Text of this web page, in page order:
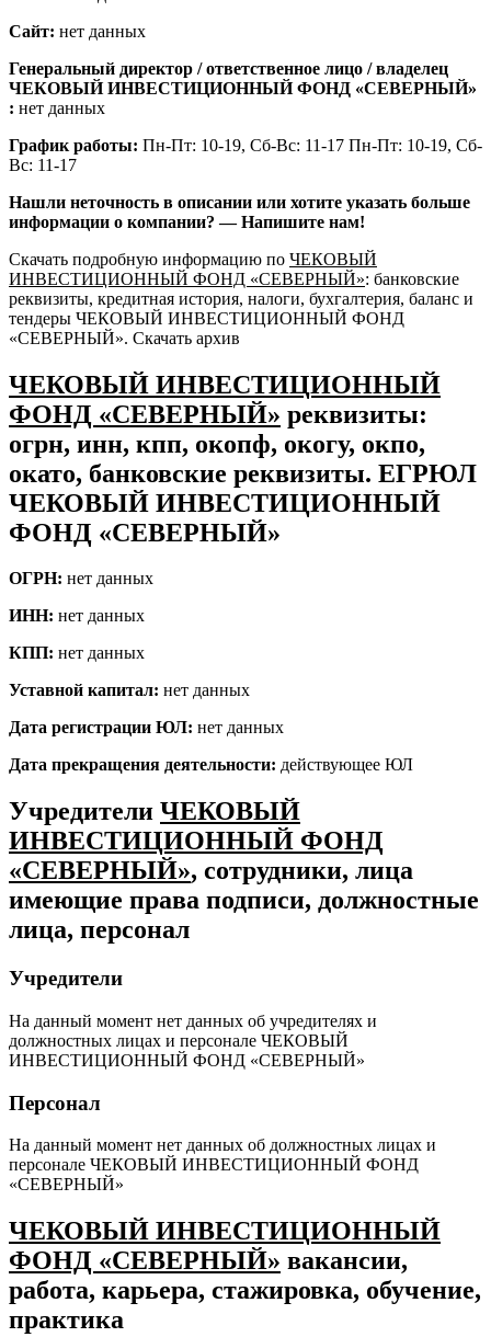
Сайт: нет данных
Генеральный директор / ответственное лицо / владелец
ЧЕКОВЫЙ ИНВЕСТИЦИОННЫЙ ФОНД «СЕВЕРНЫЙ»
: нет данных
График работы: Пн-Пт: 10-19, Сб-Вс: 11-17 Пн-Пт: 10-19, Сб-
Вс: 11-17
Нашли неточность в описании или хотите указать больше
информации о компании? — Напишите нам!
Скачать подробную информацию по ЧЕКОВЫЙ
ИНВЕСТИЦИОННЫЙ ФОНД «СЕВЕРНЫЙ»: банковские
реквизиты, кредитная история, налоги, бухгалтерия, баланс и
тендеры ЧЕКОВЫЙ ИНВЕСТИЦИОННЫЙ ФОНД
«СЕВЕРНЫЙ». Скачать архив
ЧЕКОВЫЙ ИНВЕСТИЦИОННЫЙ
ФОНД «СЕВЕРНЫЙ» реквизиты:
огрн, инн, кпп, окопф, окогу, окпо,
окато, банковские реквизиты. ЕГРЮЛ
ЧЕКОВЫЙ ИНВЕСТИЦИОННЫЙ
ФОНД «СЕВЕРНЫЙ»
ОГРН: нет данных
ИНН: нет данных
КПП: нет данных
Уставной капитал: нет данных
Дата регистрации ЮЛ: нет данных
Дата прекращения деятельности: действующее ЮЛ
Учредители ЧЕКОВЫЙ
ИНВЕСТИЦИОННЫЙ ФОНД
«СЕВЕРНЫЙ», сотрудники, лица
имеющие права подписи, должностные
лица, персонал
Учредители
На данный момент нет данных об учредителях и
должностных лицах и персонале ЧЕКОВЫЙ
ИНВЕСТИЦИОННЫЙ ФОНД «СЕВЕРНЫЙ»
Персонал
На данный момент нет данных об должностных лицах и
персонале ЧЕКОВЫЙ ИНВЕСТИЦИОННЫЙ ФОНД
«СЕВЕРНЫЙ»
ЧЕКОВЫЙ ИНВЕСТИЦИОННЫЙ
ФОНД «СЕВЕРНЫЙ» вакансии,
работа, карьера, стажировка, обучение,
практика